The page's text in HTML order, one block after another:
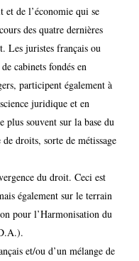
et de l’économie qui se
des quatre dernières
Les juristes français ou
cabinets fondés en
participent également à
juridique et en
plus souvent sur la base du
droits, sorte de métissage
du droit. Ceci est
également sur le terrain
pour l’Harmonisation du
et/ou d’un mélange de